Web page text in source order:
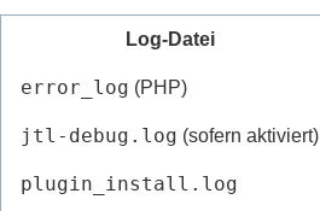
Log-Datei
error_log (PHP)
jtl-debug.log (sofern aktiviert)
plugin_install.log